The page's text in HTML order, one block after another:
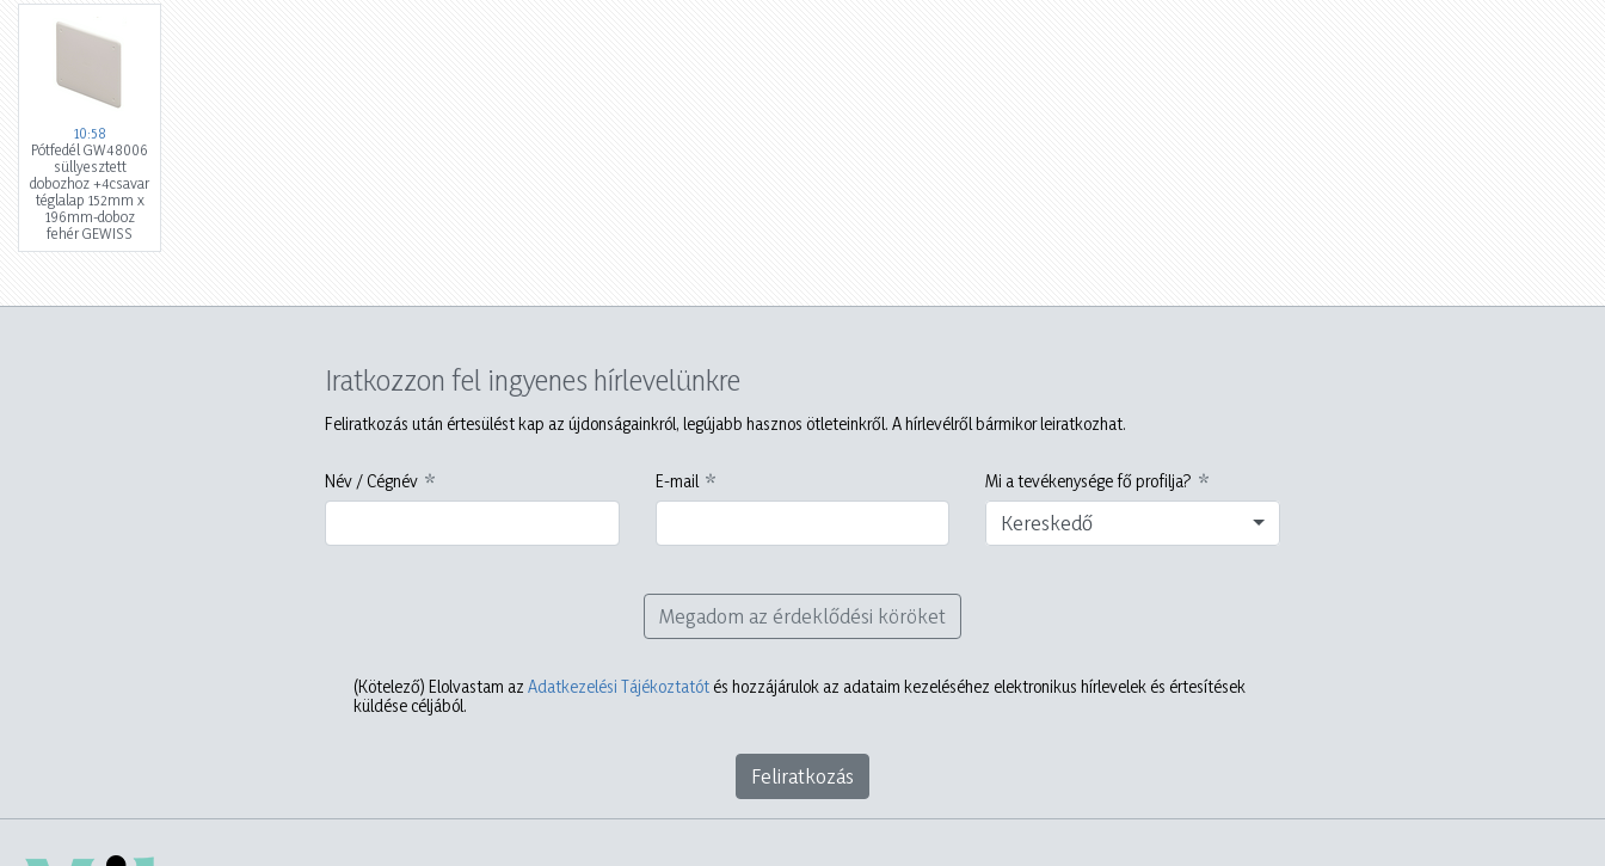
10:58
Pótfedél GW48006
süllyesztett
dobozhoz +4csavar
téglalap 152mm x
196mm-doboz
fehér GEWISS
Iratkozzon fel ingyenes hírlevelünkre
Feliratkozás után értesülést kap az újdonságainkról, legújabb hasznos ötleteinkről. A hírlevélről bármikor leiratkozhat.
Név / Cégnév E-mail Mi a tevékenysége fő profilja?
Kereskedő
Megadom az érdeklődési köröket
(Kötelező) Elolvastam az Adatkezelési Tájékoztatót és hozzájárulok az adataim kezeléséhez elektronikus hírlevelek és értesítések
küldése céljából.
Feliratkozás